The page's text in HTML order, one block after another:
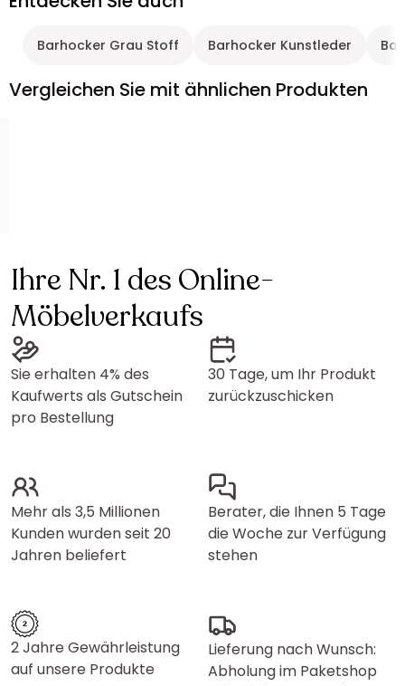
Barhocker Grau Stoff Barhocker Kunstleder
Vergleichen Sie mit ähnlichen Produkten
Ihre Nr. 1 des Online-
Möbelverkaufs
Sie erhalten 4% des
Kaufwerts als Gutschein
pro Bestellung
30 Tage, um Ihr Produkt
zurückzuschicken
Mehr als 3,5 Millionen
Kunden wurden seit 20
Jahren beliefert
Berater, die Ihnen 5 Tage
die Woche zur Verfügung
stehen
2 Jahre Gewährleistung
auf unsere Produkte
Lieferung nach Wunsch:
Abholung im Paketshop